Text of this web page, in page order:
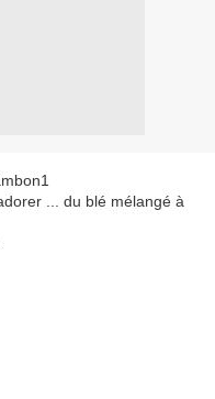
... du blé mélangé à